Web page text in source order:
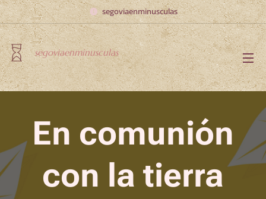
segoviaenminusculas
segoviaenminusculas
En comunión
con la tierra